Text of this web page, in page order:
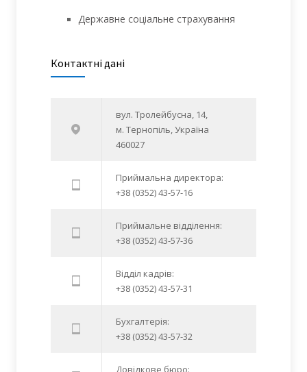
Державне соціальне страхування
Контактні дані
вул. Тролейбусна, 14,
м. Тернопіль, Україна
460027
Приймальна директора:
+38 (0352) 43-57-16
Приймальне відділення:
+38 (0352) 43-57-36
Відділ кадрів:
+38 (0352) 43-57-31
Бухгалтерія:
+38 (0352) 43-57-32
Довідкове бюро: